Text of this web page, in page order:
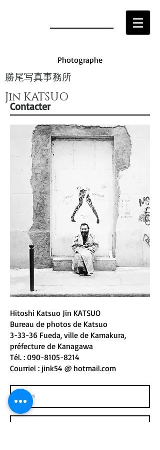
Photographe
勝尾写真事務所
Jin KATSUO
Contacter
Hitoshi Katsuo Jin KATSUO
Bureau de photos de Katsuo
3-33-36 Fueda, ville de Kamakura,
préfecture de Kanagawa
Tél. : 090-8105-8214
Courriel : jink54 @ hotmail.com